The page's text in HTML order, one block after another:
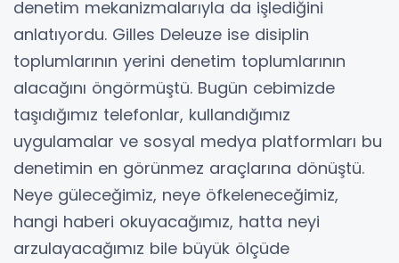
denetim mekanizmalarıyla da işlediğini
anlatıyordu. Gilles Deleuze ise disiplin
toplumlarının yerini denetim toplumlarının
alacağını öngörmüştü. Bugün cebimizde
taşıdığımız telefonlar, kullandığımız
uygulamalar ve sosyal medya platformları bu
denetimin en görünmez araçlarına dönüştü.
Neye güleceğimiz, neye öfkeleneceğimiz,
hangi haberi okuyacağımız, hatta neyi
arzulayacağımız bile büyük ölçüde